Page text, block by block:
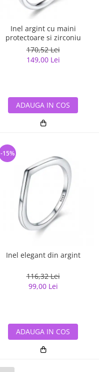
Inel argint cu maini
protectoare si zirconiu
170,52 Lei
149,00 Lei
ADAUGA IN COS
Inel elegant din argint
116,32 Lei
99,00 Lei
-15%
ADAUGA IN COS